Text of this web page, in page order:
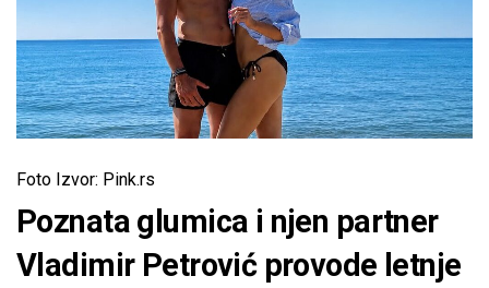
Foto Izvor: Pink.rs
Poznata glumica i njen partner
Vladimir Petrović provode letnje